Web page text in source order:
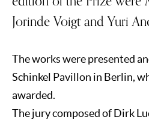
Jorinde Voigt and Yuri
The works were presented
Schinkel Pavillon in Berlin,
awarded.
The jury composed of Dirk